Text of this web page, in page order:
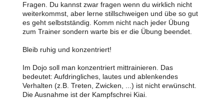
Fragen. Du kannst zwar fragen wenn du wirklich nicht
weiterkommst, aber lerne stillschweigen und übe so gut
es geht selbstständig. Komm nicht nach jeder Übung
zum Trainer sondern warte bis er die Übung beendet.
Bleib ruhig und konzentriert!
Im Dojo soll man konzentriert mittrainieren. Das
bedeutet: Aufdringliches, lautes und ablenkendes
Verhalten (z.B. Treten, Zwicken, ...) ist nicht erwünscht.
Die Ausnahme ist der Kampfschrei Kiai.